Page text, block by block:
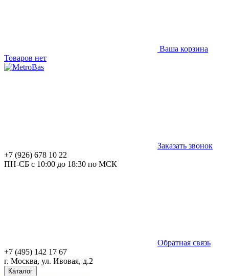
Ваша корзина
Товаров нет
Заказать звонок
+7 (926) 678 10 22
ПН-СБ с 10:00 до 18:30 по МСК
Обратная связь
+7 (495) 142 17 67
г. Москва, ул. Ивовая, д.2
Каталог